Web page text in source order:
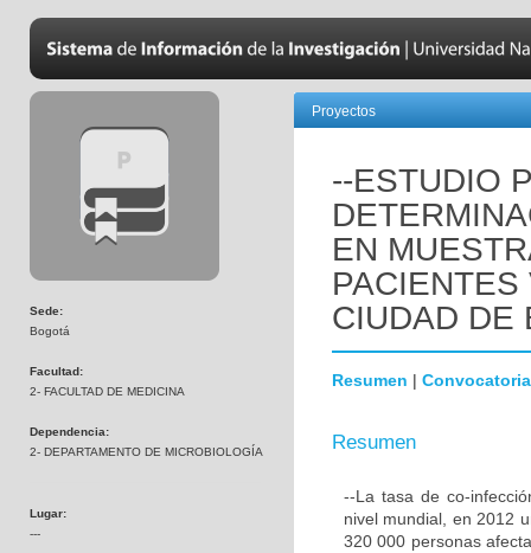
Sede:
Bogotá
Facultad:
2- FACULTAD DE MEDICINA
Dependencia:
2- DEPARTAMENTO DE MICROBIOLOGÍA
Lugar:
---
Proyectos
--ESTUDIO
EN
CIUDAD DE
Resumen | Convocatoria
Resumen
--La tasa de co-
nivel mundial, en 2012
320 000 personas